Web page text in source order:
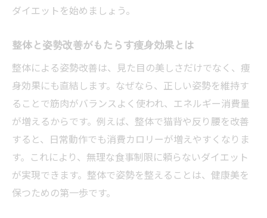
ダイエットを始めましょう。
整体と姿勢改善がもたらす痩身効果とは
整体による姿勢改善は、見た目の美しさだけでなく、痩
身効果にも直結します。なぜなら、正しい姿勢を維持す
ることで筋肉がバランスよく使われ、エネルギー消費量
が増えるからです。例えば、整体で猫背や反り腰を改善
すると、日常動作でも消費カロリーが増えやすくなりま
す。これにより、無理な食事制限に頼らないダイエット
が実現できます。整体で姿勢を整えることは、健康美を
保つための第一歩です。